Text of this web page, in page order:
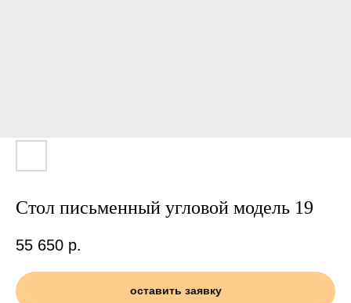
Стол письменный угловой модель 19
55 650 р.
оставить заявку